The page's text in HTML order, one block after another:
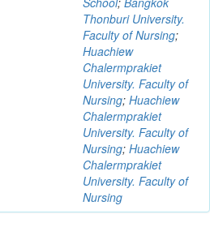
Thonburi University.
Faculty of Nursing;
Huachiew
Chalermprakiet
University. Faculty of
Nursing; Huachiew
Chalermprakiet
University. Faculty of
Nursing; Huachiew
Chalermprakiet
University. Faculty of
Nursing